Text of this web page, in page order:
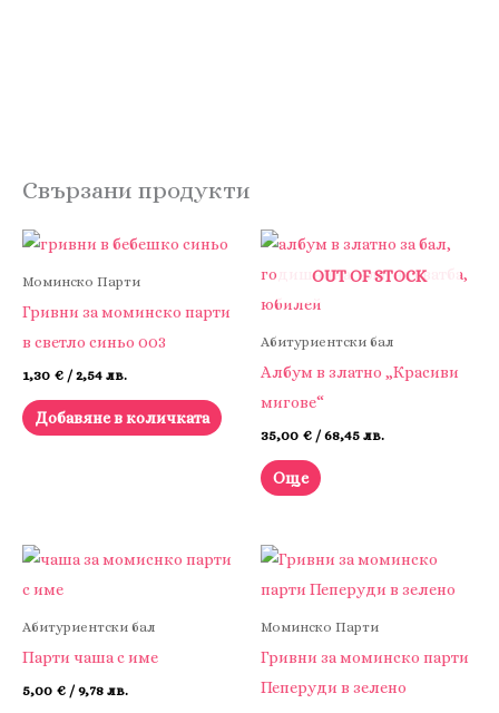
Свързани продукти
Моминско Парти
Гривни за моминско парти
в светло синьо 003
1,30 € / 2,54 лв.
Добавяне в количката
OUT OF STOCK
Абитуриентски бал
Албум в златно „Красиви
мигове“
35,00 € / 68,45 лв.
Още
Абитуриентски бал
Парти чаша с име
5,00 € / 9,78 лв.
Моминско Парти
Гривни за моминско парти
Пеперуди в зелено